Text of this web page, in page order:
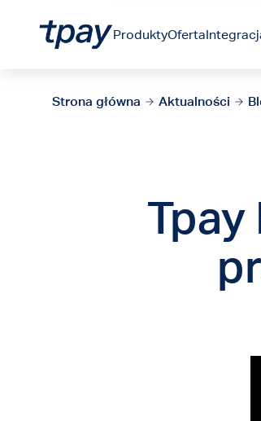
ProduktyOferta
Strona główna Aktualności